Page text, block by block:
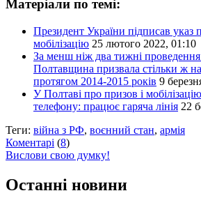
Матеріали по темі:
Президент України підписав указ
мобілізацію 25 лютого 2022, 01:10
За менш ніж два тижні проведення
Полтавщина призвала стільки ж
протягом 2014-2015 років 9
У Полтаві про призов і
телефону: працює гаряча лінія 22
Теги: війна з РФ, воєнний стан, армія
Коментарі (8)
Вислови свою думку!
Останні новини